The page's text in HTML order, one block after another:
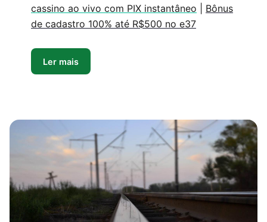
cassino ao vivo com PIX instantâneo
Bônus
de cadastro 100% até R$500 no e37
Ler mais